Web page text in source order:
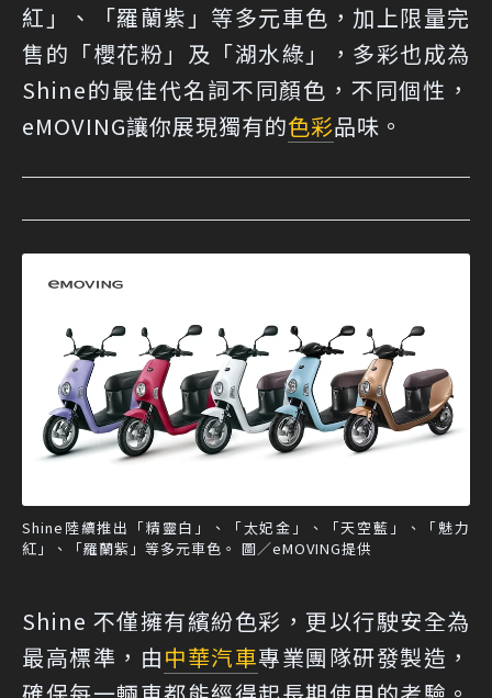
紅」、「羅蘭紫」等多元車色，加上限量完
售的「櫻花粉」及「湖水綠」，多彩也成為
Shine的最佳代名詞不同顏色，不同個性，
eMOVING讓你展現獨有的色彩品味。
Shine陸續推出「精靈白」、「太妃金」、「天空藍」、「魅力
紅」、「羅蘭紫」等多元車色。 圖／eMOVING提供
Shine 不僅擁有繽紛色彩，更以行駛安全為
最高標準，由中華汽車專業團隊研發製造，